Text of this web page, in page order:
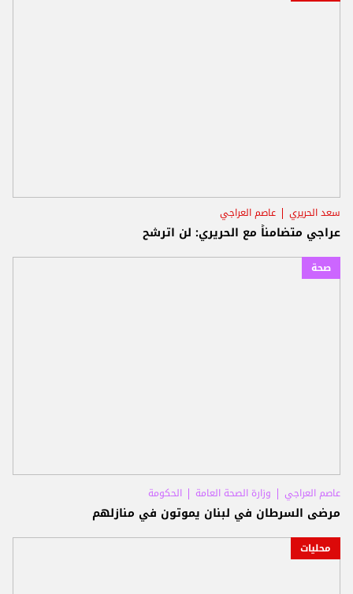
سعد الحريري عاصم العراجي
عراجي متضامناً مع الحريري: لن اترشح
صحة
عاصم العراجي وزارة الصحة العامة الحكومة
مرضى السرطان في لبنان يموتون في منازلهم
محليات